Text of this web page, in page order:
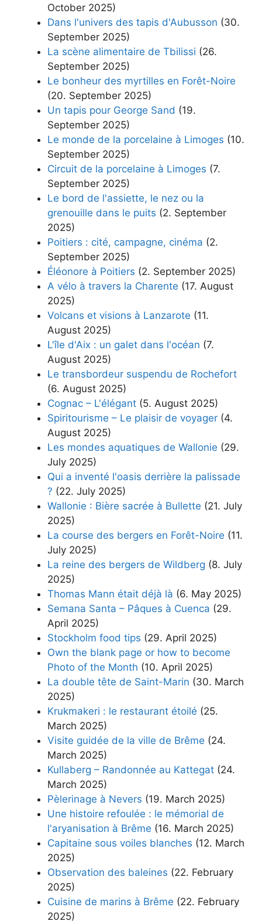
October 2025)
Dans l'univers des tapis d'Aubusson (30.
September 2025)
La scène alimentaire de Tbilissi (26.
September 2025)
Le bonheur des myrtilles en Forêt-Noire
(20. September 2025)
Un tapis pour George Sand (19.
September 2025)
Le monde de la porcelaine à Limoges (10.
September 2025)
Circuit de la porcelaine à Limoges (7.
September 2025)
Le bord de l'assiette, le nez ou la
grenouille dans le puits (2. September
2025)
Poitiers : cité, campagne, cinéma (2.
September 2025)
Éléonore à Poitiers (2. September 2025)
A vélo à travers la Charente (17. August
2025)
Volcans et visions à Lanzarote (11.
August 2025)
L'île d'Aix : un galet dans l'océan (7.
August 2025)
Le transbordeur suspendu de Rochefort
(6. August 2025)
Cognac – L'élégant (5. August 2025)
Spiritourisme – Le plaisir de voyager (4.
August 2025)
Les mondes aquatiques de Wallonie (29.
July 2025)
Qui a inventé l'oasis derrière la palissade
? (22. July 2025)
Wallonie : Bière sacrée à Bullette (21. July
2025)
La course des bergers en Forêt-Noire (11.
July 2025)
La reine des bergers de Wildberg (8. July
2025)
Thomas Mann était déjà là (6. May 2025)
Semana Santa – Pâques à Cuenca (29.
April 2025)
Stockholm food tips (29. April 2025)
Own the blank page or how to become
Photo of the Month (10. April 2025)
La double tête de Saint-Marin (30. March
2025)
Krukmakeri : le restaurant étoilé (25.
March 2025)
Visite guidée de la ville de Brême (24.
March 2025)
Kullaberg – Randonnée au Kattegat (24.
March 2025)
Pèlerinage à Nevers (19. March 2025)
Une histoire refoulée : le mémorial de
l'aryanisation à Brême (16. March 2025)
Capitaine sous voiles blanches (12. March
2025)
Observation des baleines (22. February
2025)
Cuisine de marins à Brême (22. February
2025)